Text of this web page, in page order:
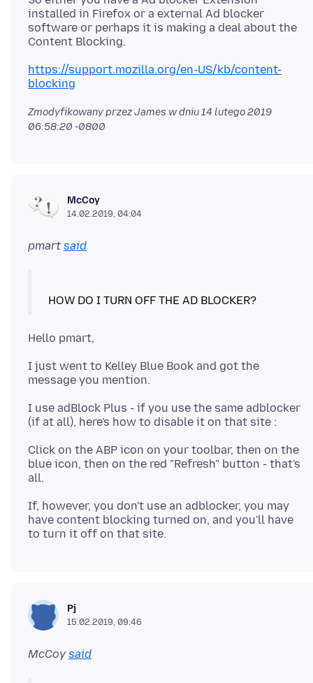
installed in Firefox or a external Ad blocker
software or perhaps it is making a deal about the
https://support.mozilla.org/en-US/kb/content-
blocking
Zmodyfikowany przez James w dniu14 lutego 2019
06:58:20 -0800
McCoy
14.02.2019, 04:04
pmart said
I just went to Kelley Blue Book and got the
I use adBlock Plus - if you use the same adblocker
Click on the ABP icon on your toolbar, then on the
blue icon, then on the red "Refresh" button - that's
If, however, you don't use an adblocker, you may
have content blocking turned on, and you'll have
Pj
15.02.2019, 09:46
McCoy said